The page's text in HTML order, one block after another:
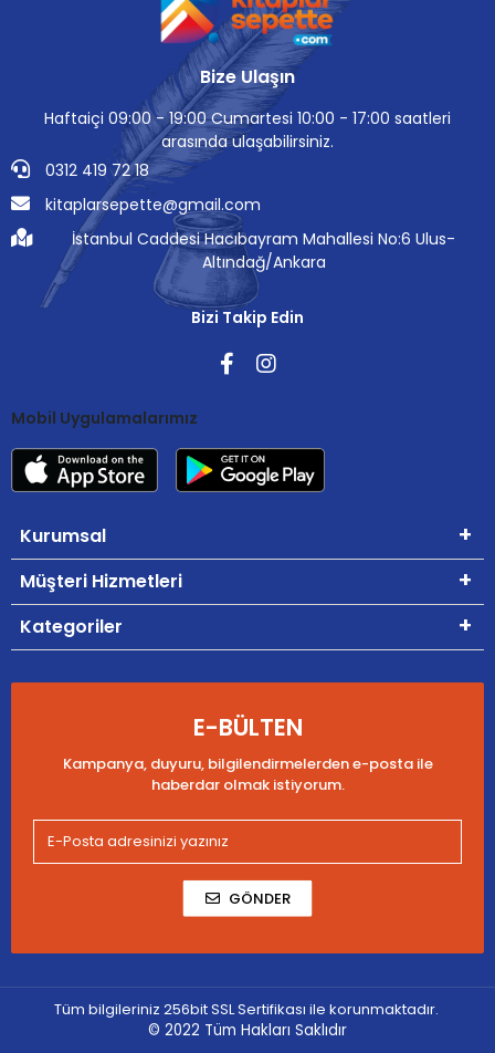
Bize Ulaşın
Haftaiçi 09:00 - 19:00 Cumartesi 10:00 - 17:00 saatleri
arasında ulaşabilirsiniz.
0312 419 72 18
kitaplarsepette@gmail.com
İstanbul Caddesi Hacıbayram Mahallesi No:6 Ulus-
Altındağ/Ankara
Bizi Takip Edin
Mobil Uygulamalarımız
Kurumsal
Müşteri Hizmetleri
Kategoriler
E-BÜLTEN
Kampanya, duyuru, bilgilendirmelerden e-posta ile
haberdar olmak istiyorum.
GÖNDER
Tüm bilgileriniz 256bit SSL Sertifikası ile korunmaktadır.
© 2022 Tüm Hakları Saklıdır